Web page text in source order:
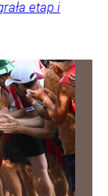
etap i